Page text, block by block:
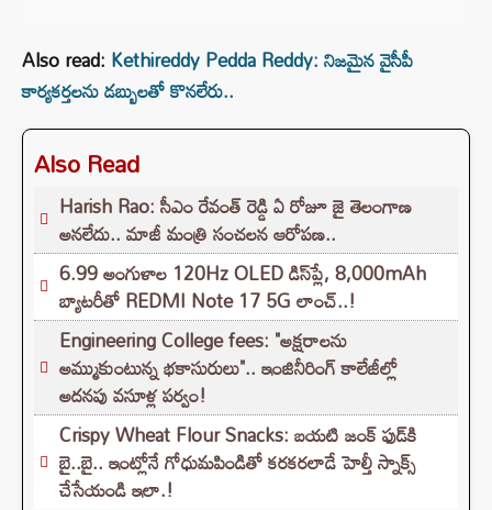
Also read: Kethireddy Pedda Reddy: నిజమైన వైసీపీ
కార్యకర్తలను డబ్బులతో కొనలేరు..
Also Read
Harish Rao: సీఎం రేవంత్ రెడ్డి ఏ రోజూ జై తెలంగాణ
అనలేదు.. మాజీ మంత్రి సంచలన ఆరోపణ..
6.99 అంగుళాల 120Hz OLED డిస్‌ప్లే, 8,000mAh
బ్యాటరీతో REDMI Note 17 5G లాంచ్..!
Engineering College fees: "అక్షరాలను
అమ్ముకుంటున్న భకాసురులు".. ఇంజినీరింగ్ కాలేజీల్లో
అదనపు వసూళ్ల పర్వం!
Crispy Wheat Flour Snacks: బయటి జంక్ ఫుడ్‌కి
బై..బై.. ఇంట్లోనే గోధుమపిండితో కరకరలాడే హెల్తీ స్నాక్స్
చేసేయండి ఇలా.!